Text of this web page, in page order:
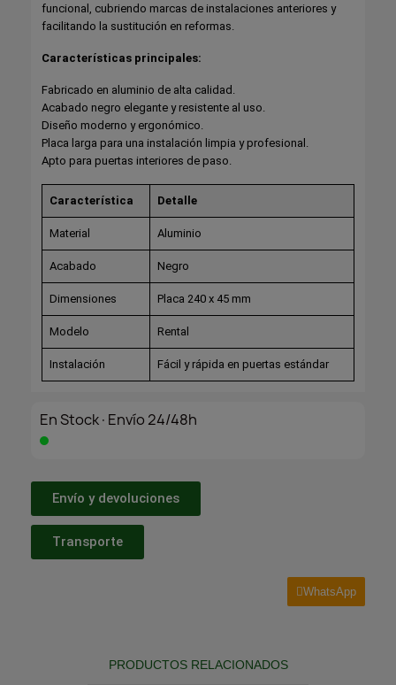
funcional, cubriendo marcas de instalaciones anteriores y
facilitando la sustitución en reformas.
Características principales:
Fabricado en aluminio de alta calidad.
Acabado negro elegante y resistente al uso.
Diseño moderno y ergonómico.
Placa larga para una instalación limpia y profesional.
Apto para puertas interiores de paso.
Característica Detalle
Material Aluminio
Acabado Negro
Dimensiones Placa 240 x 45 mm
Modelo Rental
Instalación Fácil y rápida en puertas estándar
En Stock·Envío 24/48h
Envío y devoluciones
Transporte
WhatsApp
PRODUCTOS RELACIONADOS